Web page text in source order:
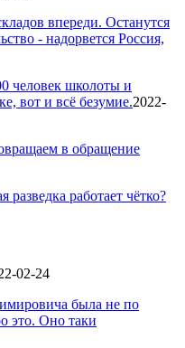
впереди. Останутся
- надорвется Россия,
человек школоты и
вот и всё безумие.2022-
в обращение
разведка работает чётко?
02-24
была не по
это. Оно таки